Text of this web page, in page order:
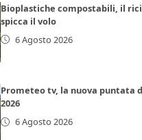
Bioplastiche compostabili, il
spicca il volo
6 Agosto 2026
Prometeo tv, la nuova puntata
2026
6 Agosto 2026